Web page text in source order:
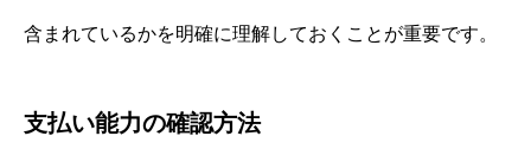
含まれているかを明確に理解しておくことが重要です。
支払い能力の確認方法